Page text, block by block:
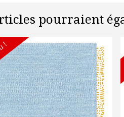
pourraient
!